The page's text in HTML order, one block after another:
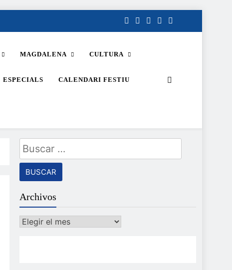
MAGDALENA CULTURA
ESPECIALS CALENDARI FESTIU
Buscar:
Archivos
Archivos